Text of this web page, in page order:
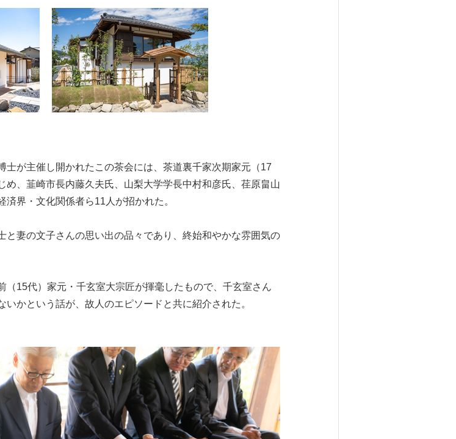
士が主催し開かれたこの茶会には、茶道裏千家次期家元（17
め、韮崎市長内藤久夫氏、山梨大学学長中村和彦氏、荏原畠山
界・文化関係者ら11人が招かれた。
と妻の文子さんの思い出の品々であり、終始和やかな雰囲気の
（15代）家元・千玄室大宗匠が揮毫したもので、千玄室さん
かという話が、故人のエピソードと共に紹介された。